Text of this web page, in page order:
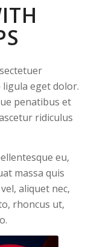
ligula eget dolor.
penatibus et
ridiculus
eu,
massa quis
aliquet nec,
rhoncus ut,